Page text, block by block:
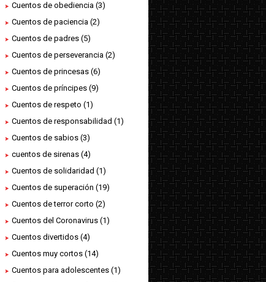
Cuentos de obediencia (3)
Cuentos de paciencia (2)
Cuentos de padres (5)
Cuentos de perseverancia (2)
Cuentos de princesas (6)
Cuentos de príncipes (9)
Cuentos de respeto (1)
Cuentos de responsabilidad (1)
Cuentos de sabios (3)
cuentos de sirenas (4)
Cuentos de solidaridad (1)
Cuentos de superación (19)
Cuentos de terror corto (2)
Cuentos del Coronavirus (1)
Cuentos divertidos (4)
Cuentos muy cortos (14)
Cuentos para adolescentes (1)